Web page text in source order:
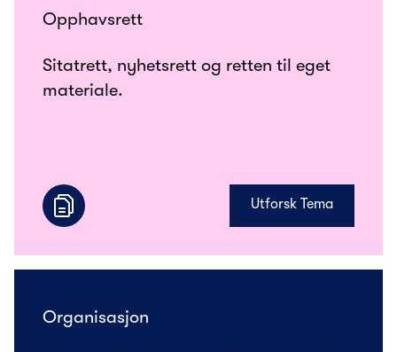
Opphavsrett
Sitatrett, nyhetsrett og retten til eget
materiale.
Utforsk Tema
Organisasjon